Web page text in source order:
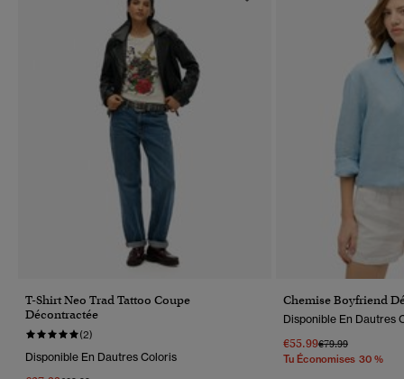
T-Shirt Neo Trad Tattoo Coupe
Décontractée
(2)
Disponible En Dautres Coloris
Chemise Boyfriend
Disponible En Dautres
€55.99Prix Réduit De
€79.99À
Tu Économises 30 %